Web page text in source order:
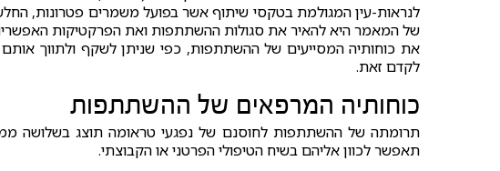
לנראות-עין המגולמת בטקסי שיתוף אשר בפועל משמרים פטרונות,
של המאמר היא להאיר את סגולות ההשתתפות ואת הפרקטיקות
את כוחותיה המסייעים של ההשתתפות, כפי שניתן לשקף ולתווך אותם
לקדם זאת.
כוחותיה המרפאים של ההשתתפות
תרומתה של ההשתתפות לחוסנם של נפגעי טראומה תוצג בשלושה
תאפשר לכוון אליהם בשיח הטיפולי הפרטני או הקבוצתי.